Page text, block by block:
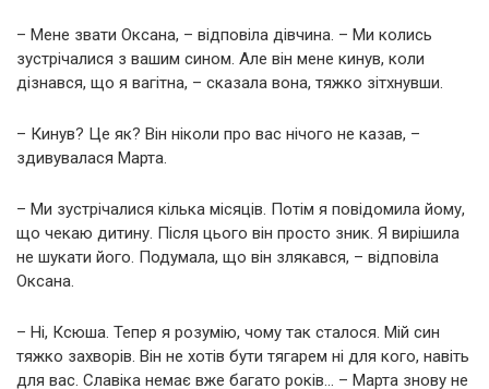
– Мене звати Оксана, – відповіла дівчина. – Ми колись
зустрічалися з вашим сином. Але він мене кинув, коли
дізнався, що я вагітна, – сказала вона, тяжко зітхнувши.
– Кинув? Це як? Він ніколи про вас нічого не казав, –
здивувалася Марта.
– Ми зустрічалися кілька місяців. Потім я повідомила йому,
що чекаю дитину. Після цього він просто зник. Я вирішила
не шукати його. Подумала, що він злякався, – відповіла
Оксана.
– Ні, Ксюша. Тепер я розумію, чому так сталося. Мій син
тяжко захворів. Він не хотів бути тягарем ні для кого, навіть
для вас. Славіка немає вже багато років… – Марта знову не